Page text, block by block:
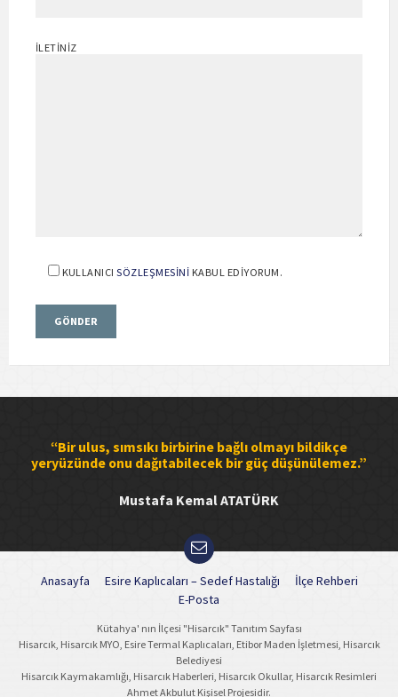
İLETINIZ
KULLANICISÖZLEŞMESINI KABUL EDIYORUM.
“Bir ulus, sımsıkı birbirine bağlı olmayı bildikçe
yeryüzünde onu dağıtabilecek bir güç düşünülemez.”
Mustafa Kemal ATATÜRK
Anasayfa Esire Kaplıcaları – Sedef Hastalığı
İlçe Rehberi
E-Posta
Kütahya' nın İlçesi "Hisarcık" Tanıtım Sayfası
Hisarcık, Hisarcık MYO, Esire Termal Kaplıcaları, Etibor Maden İşletmesi, Hisarcık
Belediyesi
Hisarcık Kaymakamlığı, Hisarcık Haberleri, Hisarcık Okullar, Hisarcık Resimleri
Ahmet Akbulut Kişisel Projesidir.